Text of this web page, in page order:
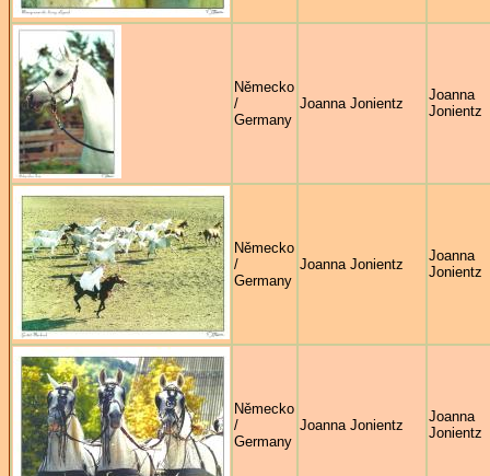
Německo
/
Germany
Joanna Jonientz
Joanna
Jonientz
Německo
/
Germany
Joanna Jonientz
Joanna
Jonientz
Německo
/
Germany
Joanna Jonientz
Joanna
Jonientz